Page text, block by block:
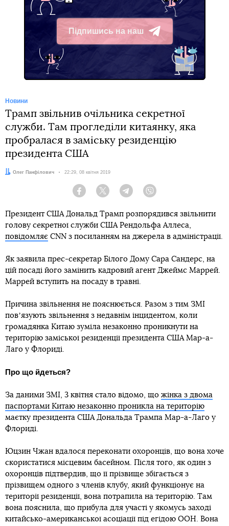
Підпишись на наш
Telegram
Новини
Трамп звільнив очільника секретної
служби. Там прогледіли китаянку, яка
пробралася в заміську резиденцію
президента США
Автор:
Олег Панфілович Дата:
22:29, 08 квітня 2019
Facebook Twitter Telegram
Президент США Дональд Трамп розпорядився звільнити
голову секретної служби США Рендольфа Аллеса,
повідомляє CNN з посиланням на джерела в адміністрації.
Як заявила прес-секретар Білого Дому Сара Сандерс, на
цій посаді його замінить кадровий агент Джеймс Маррей.
Маррей вступить на посаду в травні.
Причина звільнення не пояснюється. Разом з тим ЗМІ
повʼязують звільнення з недавнім інцидентом, коли
громадянка Китаю зуміла незаконно проникнути на
територію заміської резиденції президента США Мар-а-
Лаго у Флориді.
Про що йдеться?
За даними ЗМІ, 3 квітня стало відомо, що жінка з двома
паспортами Китаю незаконно проникла на територію
маєтку президента США Дональда Трампа Мар-а-Лаго у
Флориді.
Юцзин Чжан вдалося переконати охоронців, що вона хоче
скористатися місцевим басейном. Після того, як один з
охоронців підтвердив, що її прізвище збігається з
прізвищем одного з членів клубу, який функціонує на
території резиденції, вона потрапила на територію. Там
вона пояснила, що прибула для участі у якомусь заході
китайсько-американської асоціації під егідою ООН. Вона